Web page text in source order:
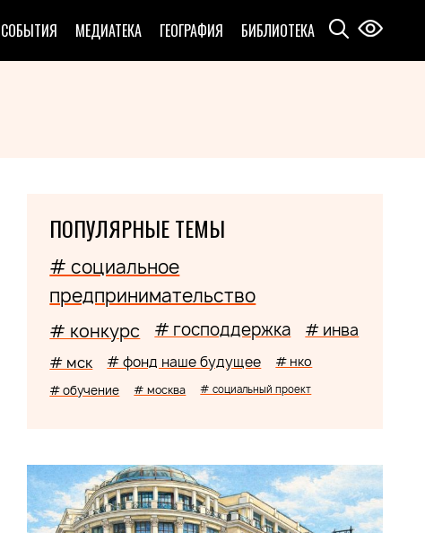
СОБЫТИЯ МЕДИАТЕКА ГЕОГРАФИЯ БИБЛИОТЕКА
ПОПУЛЯРНЫЕ ТЕМЫ
# социальное
предпринимательство
# конкурс # господдержка # инва
# мск # фонд наше будущее # нко
# обучение # москва # социальный проект